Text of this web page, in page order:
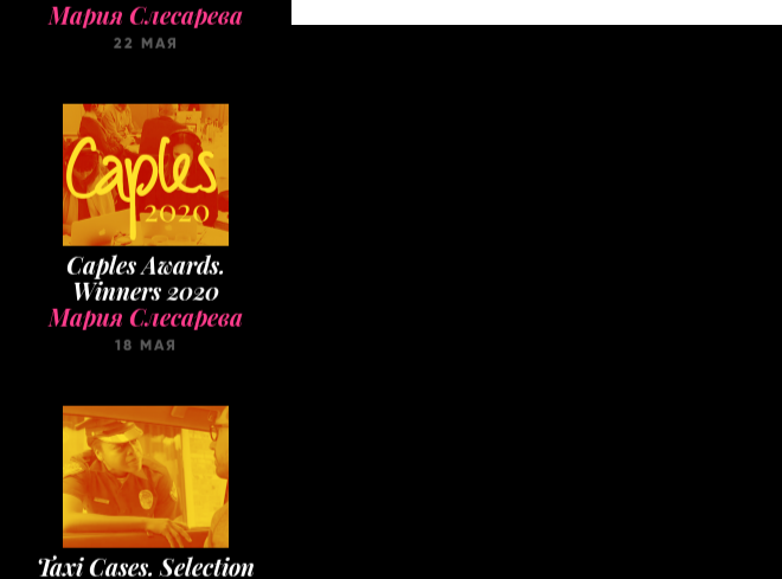
22 МАЯ
Caples Awards.
Winners 2020
Мария Слесарева
18 МАЯ
Taxi Cases. Selection
Мария Слесарева